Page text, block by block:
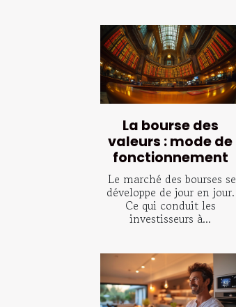
La bourse des
valeurs : mode de
fonctionnement
Le marché des bourses se
développe de jour en jour.
Ce qui conduit les
investisseurs à...